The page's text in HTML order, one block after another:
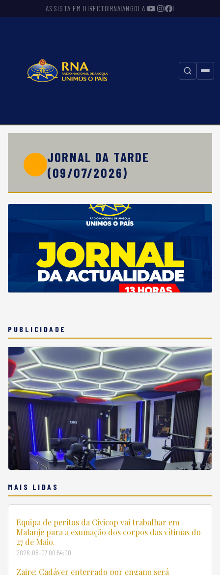
ASSISTA EM DIRECTO|RNA|ANGOLA| | | |
⚲
JORNAL DA TARDE
(09/07/2026)
PUBLICIDADE
MAIS LIDAS
Equipa de peritos da Civicop vai trabalhar em
Malanje para a exumação dos corpos das vítimas do
27 de Maio.
2026-08-07 00:54:00
Zaire: Cadáver enterrado por engano será